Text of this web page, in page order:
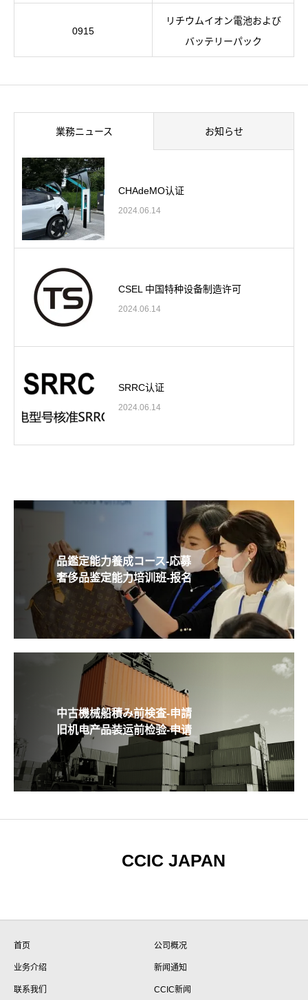
0915
リチウムイオン電池および
バッテリーパック
業務ニュース お知らせ
CHAdeMO认证
2024.06.14
CSEL 中国特种设备制造许可
2024.06.14
SRRC认证
2024.06.14
品鑑定能力養成コース-応募
奢侈品鉴定能力培训班-报名
中古機械船積み前検査-申請
旧机电产品装运前检验-申请
CCIC JAPAN
首页 公司概况
业务介绍 新闻通知
联系我们 CCIC新闻